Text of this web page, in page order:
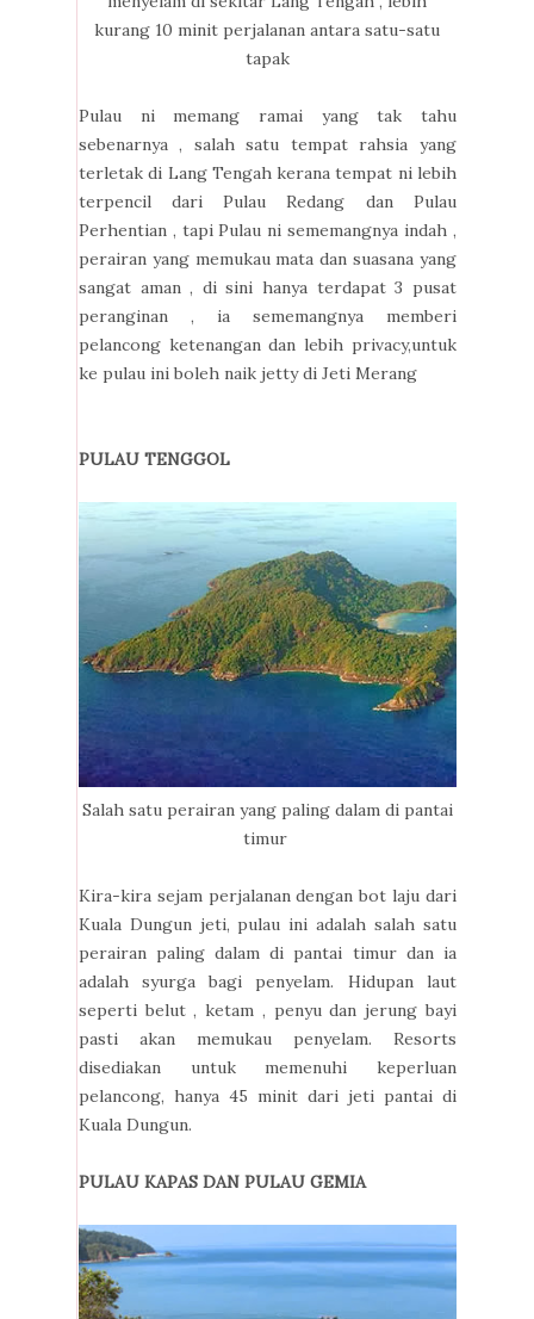
kurang 10 minit perjalanan antara satu-satu
tapak
Pulau ni memang ramai yang tak tahu
sebenarnya , salah satu tempat rahsia yang
terletak di Lang Tengah kerana tempat ni lebih
terpencil dari Pulau Redang dan Pulau
Perhentian , tapi Pulau ni sememangnya indah ,
perairan yang memukau mata dan suasana yang
sangat aman , di sini hanya terdapat 3 pusat
peranginan , ia sememangnya memberi
pelancong ketenangan dan lebih privacy,untuk
ke pulau ini boleh naik jetty di Jeti Merang
PULAU TENGGOL
Salah satu perairan yang paling dalam di pantai
timur
Kira-kira sejam perjalanan dengan bot laju dari
Kuala Dungun jeti, pulau ini adalah salah satu
perairan paling dalam di pantai timur dan ia
adalah syurga bagi penyelam. Hidupan laut
seperti belut , ketam , penyu dan jerung bayi
pasti akan memukau penyelam. Resorts
disediakan untuk memenuhi keperluan
pelancong, hanya 45 minit dari jeti pantai di
Kuala Dungun.
PULAU KAPAS DAN PULAU GEMIA